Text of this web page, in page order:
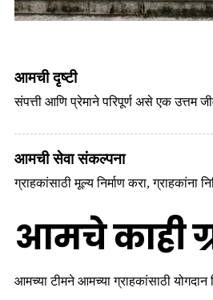
आमची दृष्टी
संपत्ती आणि प्रेमाने परिपूर्ण असे एक उत्तम
आमची सेवा संकल्पना
ग्राहकांसाठी मूल्य निर्माण करा, ग्राहकांना
आमचे काही
आमच्या टीमने आमच्या ग्राहकांसाठी